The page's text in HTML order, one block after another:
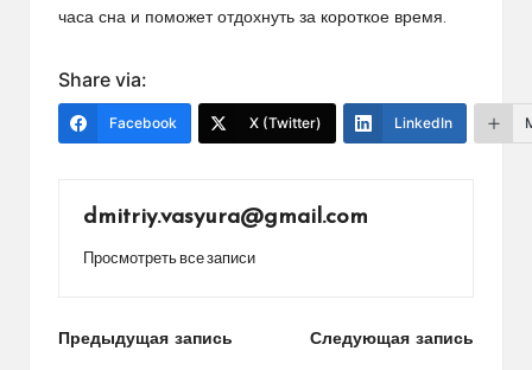
часа сна и поможет отдохнуть за короткое время.
Share via:
Facebook X (Twitter) LinkedIn
dmitriy.vasyura@gmail.com
Просмотреть все записи
Навигация
Предыдущая запись Следующая запись